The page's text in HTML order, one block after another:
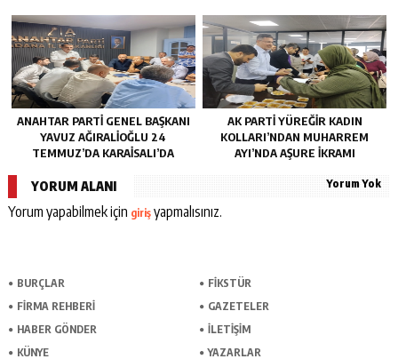
ANAHTAR PARTI GENEL BAŞKANI
YAVUZ AĞIRALIOĞLU 24
TEMMUZ’DA KARAISALI’DA
AK PARTI YÜREĞIR KADIN
KOLLARI’NDAN MUHARREM
AYI’NDA AŞURE İKRAMI
YORUM ALANI Yorum Yok
Yorum yapabilmek için girişyapmalısınız.
BURÇLAR
FİKSTÜR
FİRMA REHBERİ
GAZETELER
HABER GÖNDER
İLETİŞİM
KÜNYE
YAZARLAR